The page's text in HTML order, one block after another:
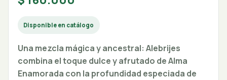
Disponible en catálogo
Una mezcla mágica y ancestral: Alebrijes
combina el toque dulce y afrutado de Alma
Enamorada con la profundidad especiada de